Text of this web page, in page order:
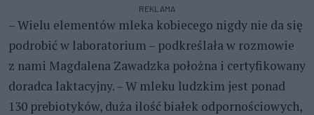
REKLAMA
– Wielu elementów mleka kobiecego nigdy nie da się
podrobić w laboratorium – podkreślała w rozmowie
z nami Magdalena Zawadzka położna i certyfikowany
doradca laktacyjny. – W mleku ludzkim jest ponad
130 prebiotyków, duża ilość białek odpornościowych,